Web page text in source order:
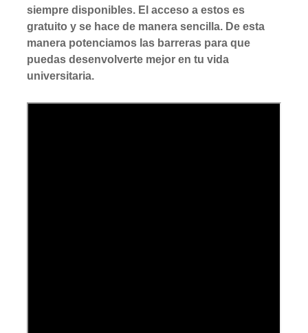
siempre disponibles. El acceso a estos es
gratuito y se hace de manera sencilla. De esta
manera potenciamos las barreras para que
puedas desenvolverte mejor en tu vida
universitaria.